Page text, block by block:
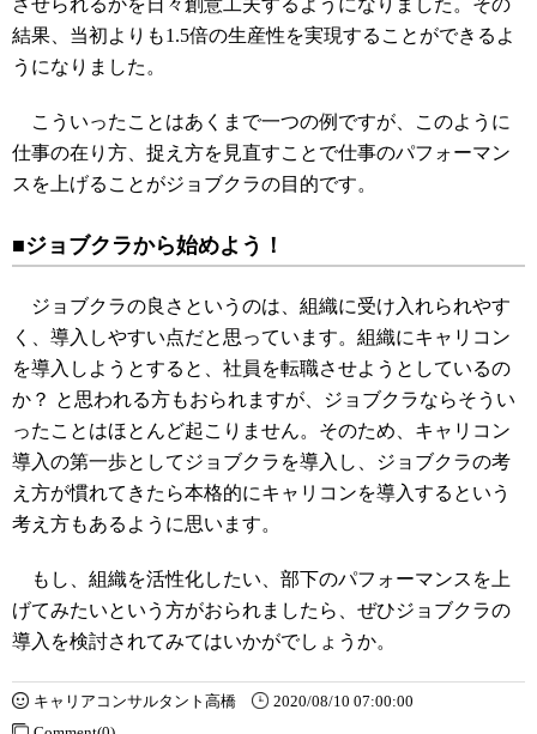
させられるかを日々創意工夫するようになりました。その
結果、当初よりも1.5倍の生産性を実現することができるよ
うになりました。
こういったことはあくまで一つの例ですが、このように
仕事の在り方、捉え方を見直すことで仕事のパフォーマン
スを上げることがジョブクラの目的です。
■ジョブクラから始めよう！
ジョブクラの良さというのは、組織に受け入れられやす
く、導入しやすい点だと思っています。組織にキャリコン
を導入しようとすると、社員を転職させようとしているの
か？ と思われる方もおられますが、ジョブクラならそうい
ったことはほとんど起こりません。そのため、キャリコン
導入の第一歩としてジョブクラを導入し、ジョブクラの考
え方が慣れてきたら本格的にキャリコンを導入するという
考え方もあるように思います。
もし、組織を活性化したい、部下のパフォーマンスを上
げてみたいという方がおられましたら、ぜひジョブクラの
導入を検討されてみてはいかがでしょうか。
キャリアコンサルタント高橋
2020/08/10 07:00:00